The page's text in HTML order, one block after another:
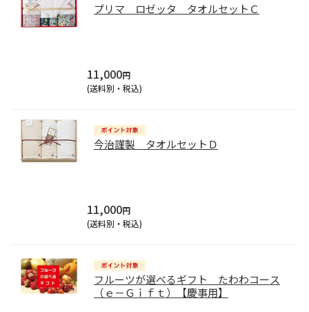
プリマ ロゼッタ タオルセットＣ
11,000円
(送料別・税込)
今治謹製 タオルセットＤ
11,000円
(送料別・税込)
フルーツが選べるギフト たわわコース
（ｅ－Ｇｉｆｔ）【慶事用】